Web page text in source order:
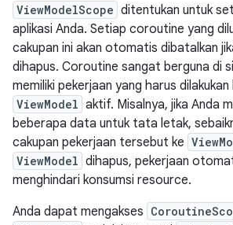
ViewModelScope ditentukan untuk
aplikasi Anda. Setiap coroutine yang
cakupan ini akan otomatis dibatalkan
dihapus. Coroutine sangat berguna di
memiliki pekerjaan yang harus dilakukan
ViewModel aktif. Misalnya, jika Anda
beberapa data untuk tata letak,
cakupan pekerjaan tersebut ke
ViewModel dihapus, pekerjaan
menghindari konsumsi resource.
Anda dapat mengakses